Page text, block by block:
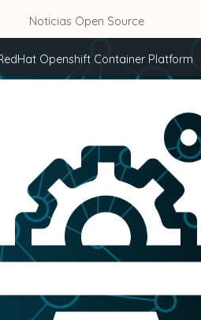
Noticias Open Source
Openshift Container Platform